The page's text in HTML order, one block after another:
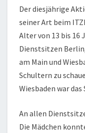
Der diesjährige
seiner Art beim
Alter von 13 bis 16
Dienstsitzen
am Main und
Schultern zu
Wiesbaden war
An allen
Die Mädchen